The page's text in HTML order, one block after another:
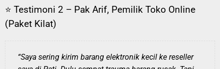
⭐ Testimoni 2 – Pak Arif, Pemilik Toko Online
(Paket Kilat)
“Saya sering kirim barang elektronik kecil ke reseller